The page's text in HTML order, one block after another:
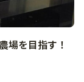
場を目指す！